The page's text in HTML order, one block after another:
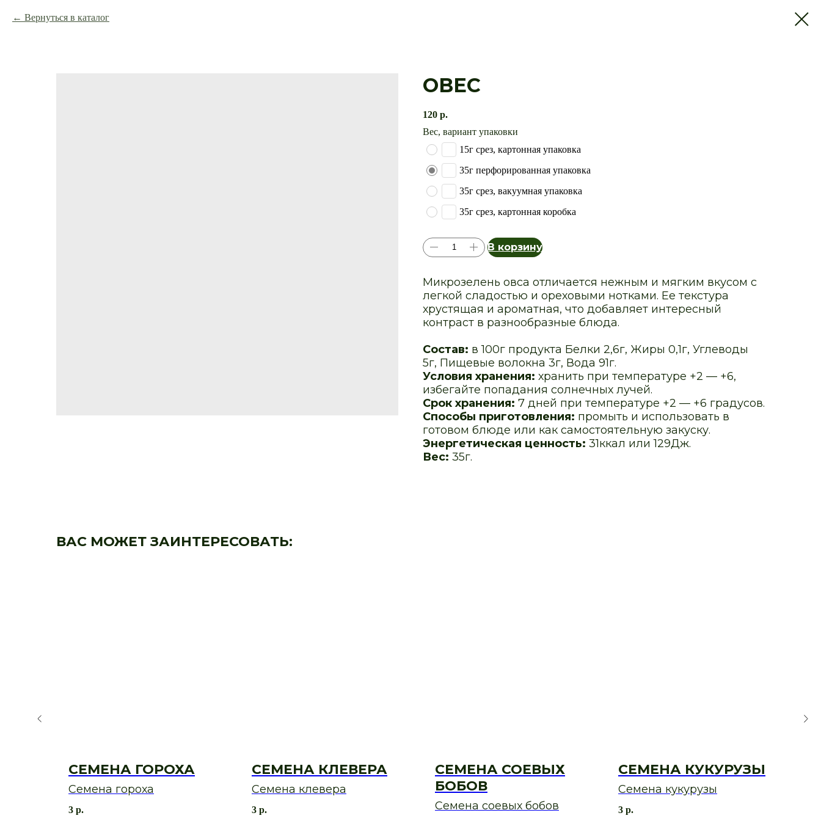
Вернуться в каталог
ОВЕС
120 р.
Вес, вариант упаковки
15г срез, картонная упаковка
35г перфорированная упаковка
35г срез, вакуумная упаковка
35г срез, картонная коробка
В корзину
Микрозелень овса отличается нежным и мягким вкусом с
легкой сладостью и ореховыми нотками. Ее текстура
хрустящая и ароматная, что добавляет интересный
контраст в разнообразные блюда.
Состав: в 100г продукта Белки 2,6г, Жиры 0,1г, Углеводы
5г, Пищевые волокна 3г, Вода 91г.
Условия хранения: хранить при температуре +2 — +6,
избегайте попадания солнечных лучей.
Срок хранения: 7 дней при температуре +2 — +6 градусов.
Способы приготовления: промыть и использовать в
готовом блюде или как самостоятельную закуску.
Энергетическая ценность: 31ккал или 129Дж.
Вес: 35г.
ВАС МОЖЕТ ЗАИНТЕРЕСОВАТЬ:
СЕМЕНА ГОРОХА
Семена гороха
3 р.
СЕМЕНА КЛЕВЕРА
Семена клевера
3 р.
СЕМЕНА СОЕВЫХ
БОБОВ
Семена соевых бобов
СЕМЕНА КУКУРУЗЫ
Семена кукурузы
3 р.